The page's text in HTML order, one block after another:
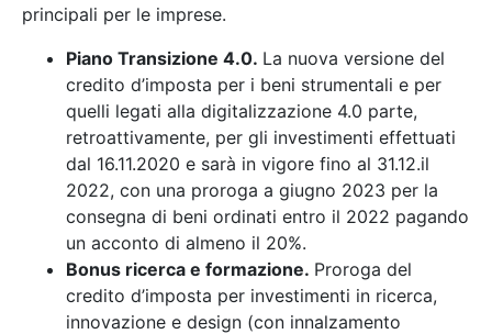
principali per le imprese.
Piano Transizione 4.0. La nuova versione del
credito d’imposta per i beni strumentali e per
quelli legati alla digitalizzazione 4.0 parte,
retroattivamente, per gli investimenti effettuati
dal 16.11.2020 e sarà in vigore fino al 31.12.il
2022, con una proroga a giugno 2023 per la
consegna di beni ordinati entro il 2022 pagando
un acconto di almeno il 20%.
Bonus ricerca e formazione. Proroga del
credito d’imposta per investimenti in ricerca,
innovazione e design (con innalzamento